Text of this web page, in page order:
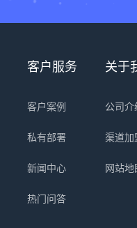
客户服务
客户案例
私有部署
新闻中心
热门问答
关于
公司介
渠道加
网站地